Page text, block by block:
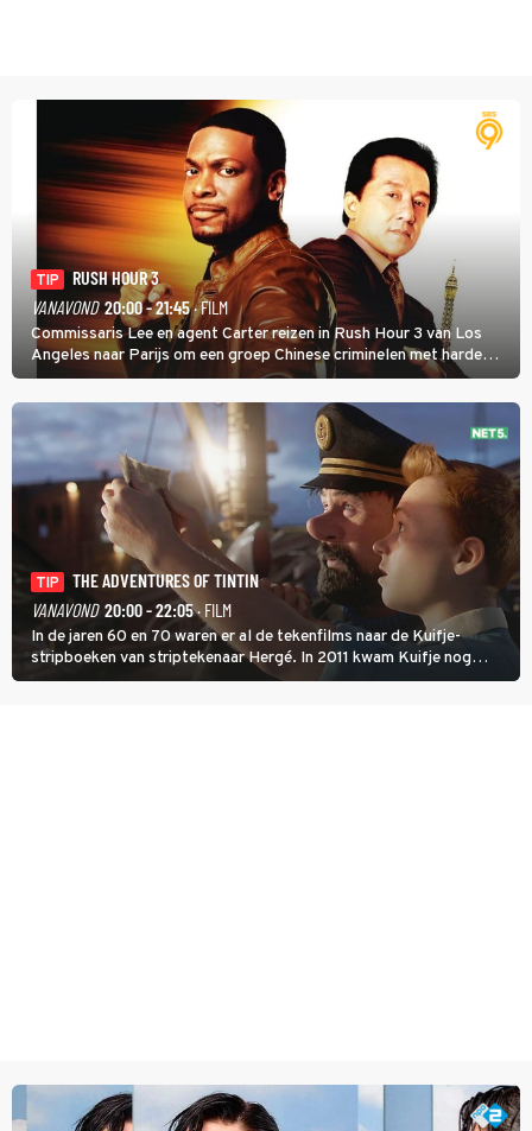
TIP
RUSH HOUR 3
VANAVOND 20:00 - 21:45· FILM
Commissaris Lee en agent Carter reizen in Rush Hour 3 van Los
Angeles naar Parijs om een groep Chinese criminelen met harde
hand aan te pakken.
TIP
THE ADVENTURES OF TINTIN
VANAVOND 20:00 - 22:05· FILM
In de jaren 60 en 70 waren er al de tekenfilms naar de Kuifje-
stripboeken van striptekenaar Hergé. In 2011 kwam Kuifje nog
meer tot leven in The Adventures of Tintin van Steven Spielberg.